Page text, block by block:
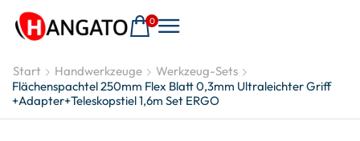
0
Start Handwerkzeuge
Werkzeug-Sets
Flächenspachtel 250mm Flex Blatt 0,3mm Ultraleichter Griff
+Adapter+Teleskopstiel 1,6m Set ERGO